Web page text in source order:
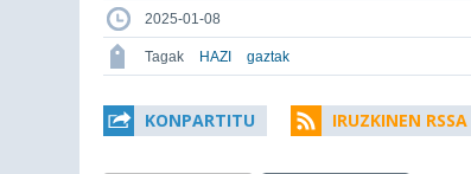
2025-01-08
Tagak HAZI gaztak
KONPARTITU IRUZKINEN RSSA